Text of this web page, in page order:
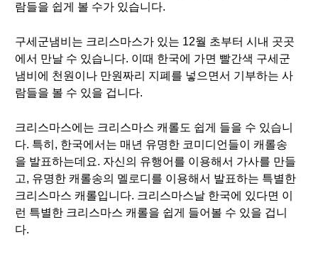
람들을 쉽게 볼 수가 있습니다.
구세군냄비는 크리스마스가 있는 12월 초부터 시내 곳곳
에서 만날 수 있습니다. 이때 한국에 가면 빨간색 구세군
냄비에 천원이나 만원짜리 지폐를 넣으면서 기부하는 사
람들을 볼 수 있을 겁니다.
크리스마스에는 크리스마스 캐롤도 쉽게 들을 수 있습니
다. 특히, 한국에서는 매년 유명한 코미디언들이 캐롤송
을 발표하는데요. 자신의 유행어를 이용해서 가사를 만들
고, 유명한 캐롤송의 멜로디를 이용해서 발표하는 특별한
크리스마스 캐롤입니다. 크리스마스날 한국에 있다면 이
런 특별한 크리스마스 캐롤을 쉽게 들어볼 수 있을 겁니
다.